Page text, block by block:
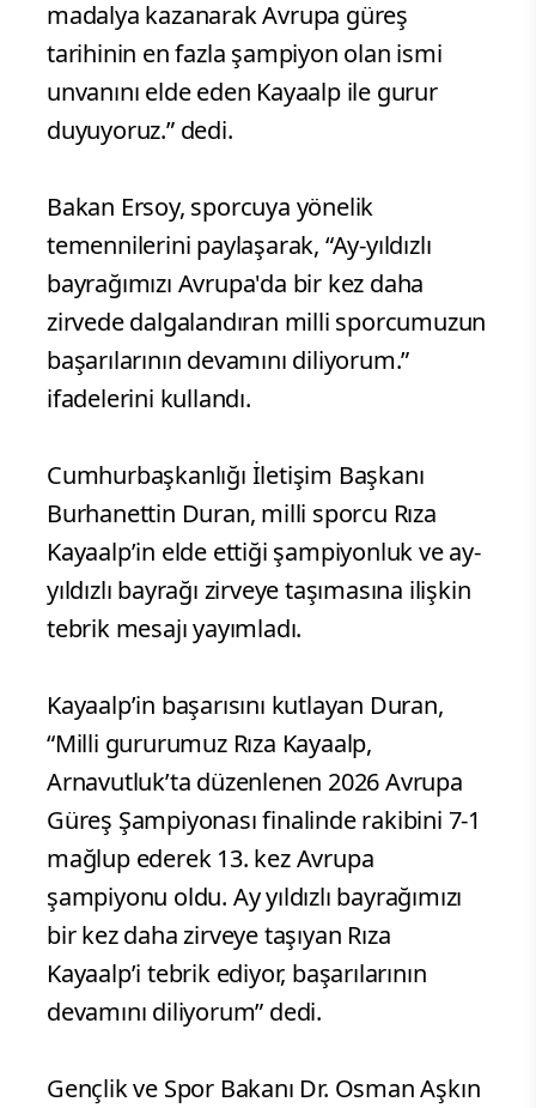
madalya kazanarak Avrupa güreş
tarihinin en fazla şampiyon olan ismi
unvanını elde eden Kayaalp ile gurur
duyuyoruz.” dedi.
Bakan Ersoy, sporcuya yönelik
temennilerini paylaşarak, “Ay-yıldızlı
bayrağımızı Avrupa'da bir kez daha
zirvede dalgalandıran milli sporcumuzun
başarılarının devamını diliyorum.”
ifadelerini kullandı.
Cumhurbaşkanlığı İletişim Başkanı
Burhanettin Duran, milli sporcu Rıza
Kayaalp’in elde ettiği şampiyonluk ve ay-
yıldızlı bayrağı zirveye taşımasına ilişkin
tebrik mesajı yayımladı.
Kayaalp’in başarısını kutlayan Duran,
“Milli gururumuz Rıza Kayaalp,
Arnavutluk’ta düzenlenen 2026 Avrupa
Güreş Şampiyonası finalinde rakibini 7-1
mağlup ederek 13. kez Avrupa
şampiyonu oldu. Ay yıldızlı bayrağımızı
bir kez daha zirveye taşıyan Rıza
Kayaalp’i tebrik ediyor, başarılarının
devamını diliyorum” dedi.
Gençlik ve Spor Bakanı Dr. Osman Aşkın